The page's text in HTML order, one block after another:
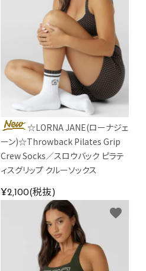
☆LORNA JANE(ローナジェ
ーン)☆Throwback Pilates Grip
Crew Socks／スロウバック ピラテ
ィスグリップ クルーソックス
¥2,100(税抜)
favorite